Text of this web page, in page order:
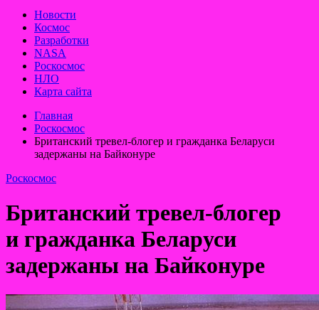
Новости
Космос
Разработки
NASA
Роскосмос
НЛО
Карта сайта
Главная
Роскосмос
Британский тревел-блогер и гражданка Беларуси
задержаны на Байконуре
Роскосмос
Британский тревел-блогер
и гражданка Беларуси
задержаны на Байконуре